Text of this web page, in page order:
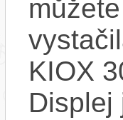
KIOX
Displej